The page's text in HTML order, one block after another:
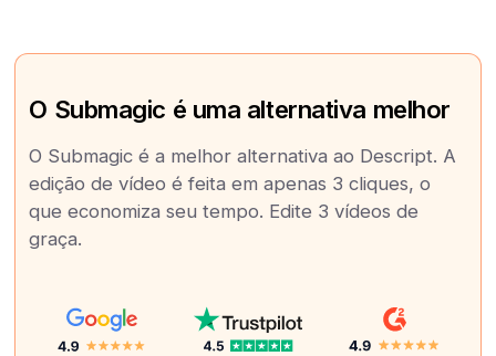
O Submagic é uma alternativa melhor
O Submagic é a melhor alternativa ao Descript. A
edição de vídeo é feita em apenas 3 cliques, o
que economiza seu tempo. Edite 3 vídeos de
graça.